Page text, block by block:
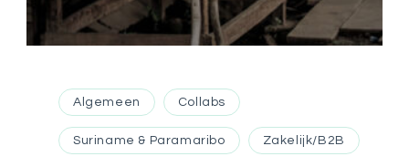
Algemeen Collabs
Suriname & Paramaribo Zakelijk/B2B